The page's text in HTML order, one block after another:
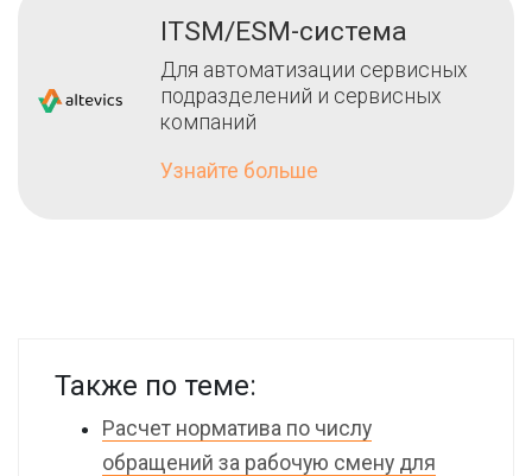
ITSM/ESM-система
Для автоматизации сервисных
подразделений и сервисных
компаний
Узнайте больше
Также по теме:
Расчет норматива по числу
обращений за рабочую смену для